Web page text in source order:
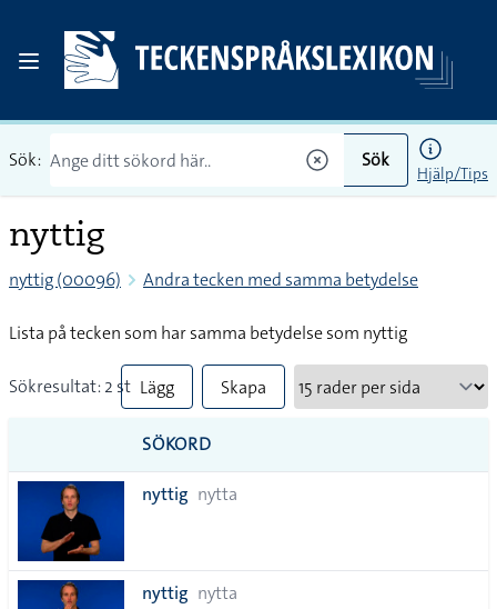
Sök: Sök
Hjälp/Tips
nyttig
nyttig (00096) Andra tecken med samma betydelse
Lista på tecken som har samma betydelse som nyttig
Sökresultat: 2 st Lägg
till
alla i
Skapa
SÖKORD
nyttig nytta
nyttig nytta